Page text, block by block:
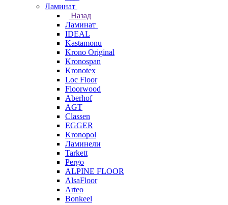
Ламинат
Назад
Ламинат
IDEAL
Kastamonu
Krono Original
Kronospan
Kronotex
Loc Floor
Floorwood
Aberhof
AGT
Classen
EGGER
Kronopol
Ламинели
Tarkett
Pergo
ALPINE FLOOR
AlsaFloor
Arteo
Bonkeel